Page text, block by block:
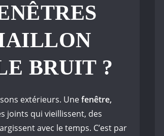
BRUIT ?
extérieurs. Unefenêtre,
joints qui vieillissent, des
avec le temps. C’est par